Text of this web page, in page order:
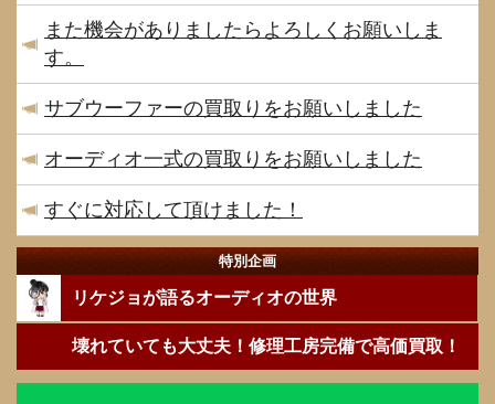
また機会がありましたらよろしくお願いしま
す。
サブウーファーの買取りをお願いしました
オーディオ一式の買取りをお願いしました
すぐに対応して頂けました！
特別企画
リケジョが語るオーディオの世界
壊れていても大丈夫！修理工房完備で高価買取！